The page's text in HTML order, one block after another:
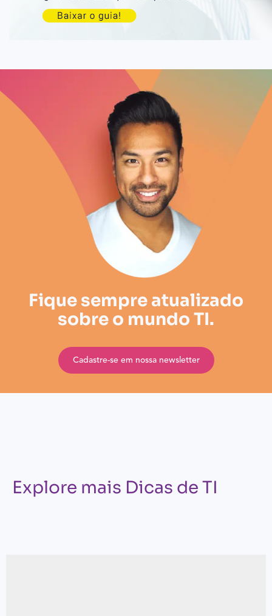
Fique sempre atualizado
sobre o mundo TI.
Cadastre-se em nossa newsletter
Explore mais Dicas de TI